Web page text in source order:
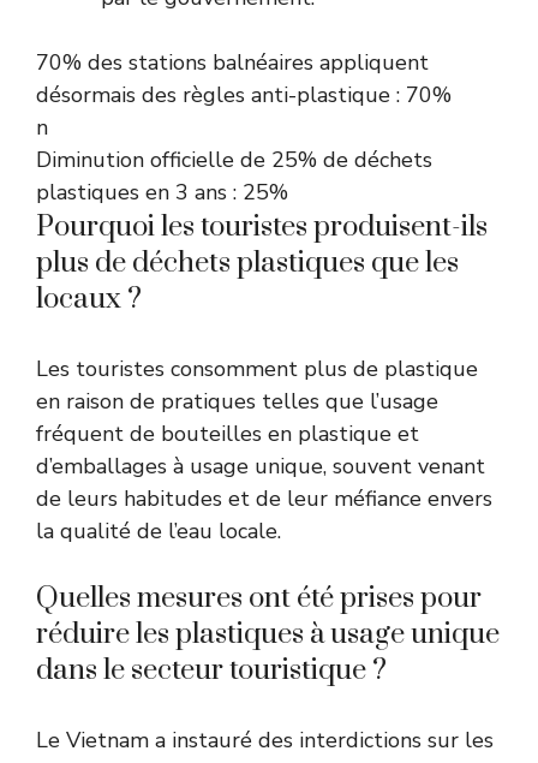
70% des stations balnéaires appliquent
désormais des règles anti-plastique : 70%
n
Diminution officielle de 25% de déchets
plastiques en 3 ans : 25%
Pourquoi les touristes produisent-ils
plus de déchets plastiques que les
locaux ?
Les touristes consomment plus de plastique
en raison de pratiques telles que l’usage
fréquent de bouteilles en plastique et
d’emballages à usage unique, souvent venant
de leurs habitudes et de leur méfiance envers
la qualité de l’eau locale.
Quelles mesures ont été prises pour
réduire les plastiques à usage unique
dans le secteur touristique ?
Le Vietnam a instauré des interdictions sur les